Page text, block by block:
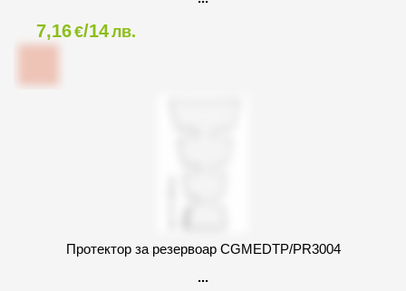
7,16€/14лв.
Протектор за резервоар CGMEDTP/PR3004